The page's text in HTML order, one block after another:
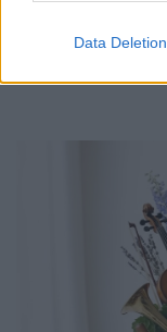
Data Deletion